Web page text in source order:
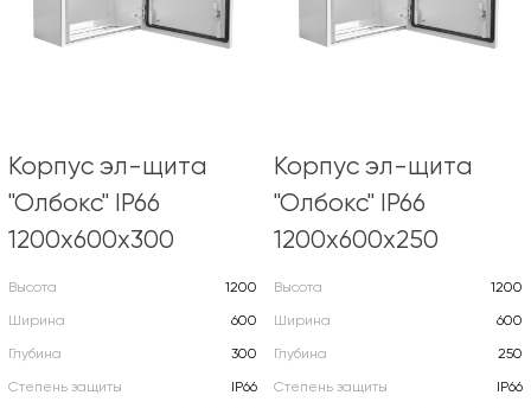
Корпус эл-щита
"Олбокс" IP66
1200х600х300
Высота
1200
Ширина
600
Глубина
300
Степень защиты
IP66
Корпус эл-щита
"Олбокс" IP66
1200х600х250
Высота
1200
Ширина
600
Глубина
250
Степень защиты
IP66